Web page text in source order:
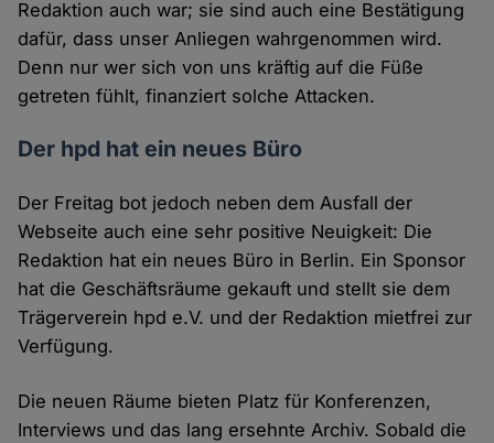
Redaktion auch war; sie sind auch eine Bestätigung
dafür, dass unser Anliegen wahrgenommen wird.
Denn nur wer sich von uns kräftig auf die Füße
getreten fühlt, finanziert solche Attacken.
Der hpd hat ein neues Büro
Der Freitag bot jedoch neben dem Ausfall der
Webseite auch eine sehr positive Neuigkeit: Die
Redaktion hat ein neues Büro in Berlin. Ein Sponsor
hat die Geschäftsräume gekauft und stellt sie dem
Trägerverein hpd e.V. und der Redaktion mietfrei zur
Verfügung.
Die neuen Räume bieten Platz für Konferenzen,
Interviews und das lang ersehnte Archiv. Sobald die